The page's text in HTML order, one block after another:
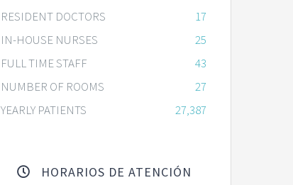
RESIDENT DOCTORS
17
IN-HOUSE NURSES
25
FULL TIME STAFF
43
NUMBER OF ROOMS
27
YEARLY PATIENTS
27,387
HORARIOS DE ATENCIÓN